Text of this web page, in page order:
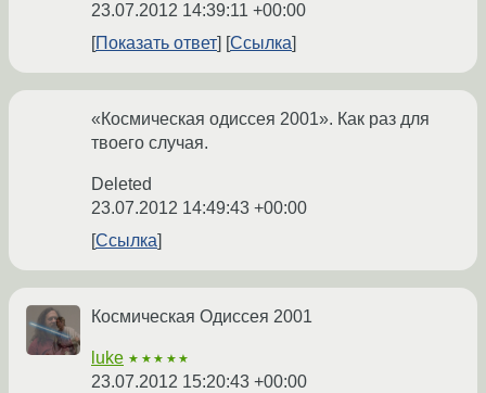
23.07.2012 14:39:11 +00:00
Показать ответ
Ссылка
«Космическая одиссея 2001». Как раз для
твоего случая.
Deleted
23.07.2012 14:49:43 +00:00
Ссылка
Космическая Одиссея 2001
luke ★★★★★
23.07.2012 15:20:43 +00:00